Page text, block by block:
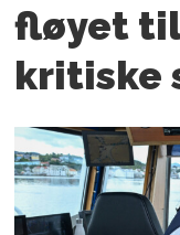
fløyet til
kritiske